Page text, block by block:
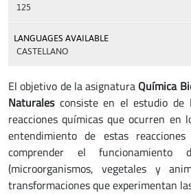
125
LANGUAGES AVAILABLE
CASTELLANO
El objetivo de la asignatura Química
Naturales consiste en el estudio de
reacciones químicas que ocurren en
entendimiento de estas
comprender el
(microorganismos, vegetales y
transformaciones que experimentan